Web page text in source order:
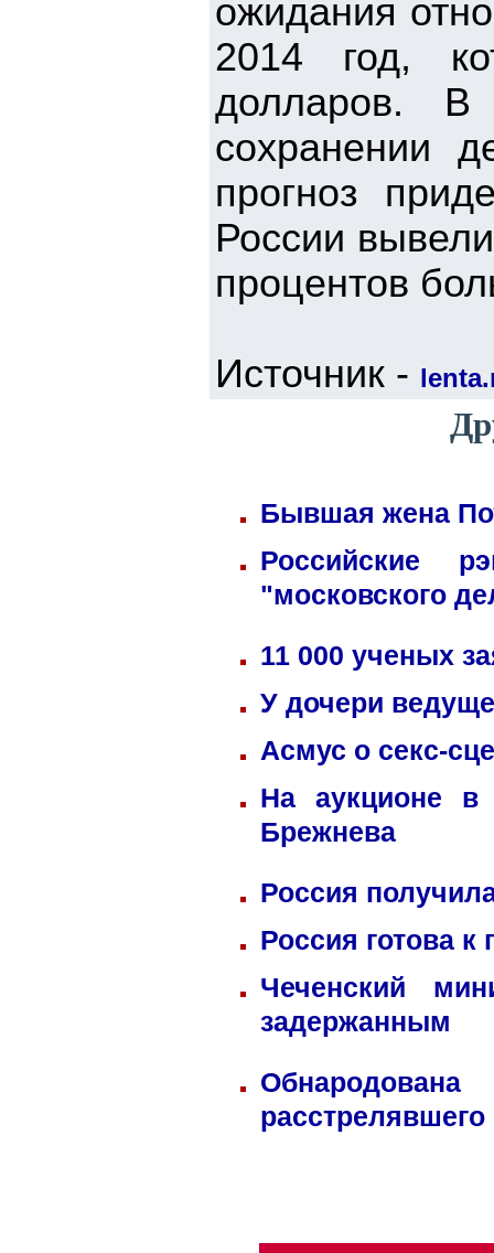
ожидания
2014 год,
долларов. В
сохранении
прогноз
России
процентов
Источник -
Бывшая жена
Российские
"московского
11 000 ученых
У дочери
Асмус о секс-
На аукционе в
Брежнева
Россия
Россия готова к
Чеченский
задержанным